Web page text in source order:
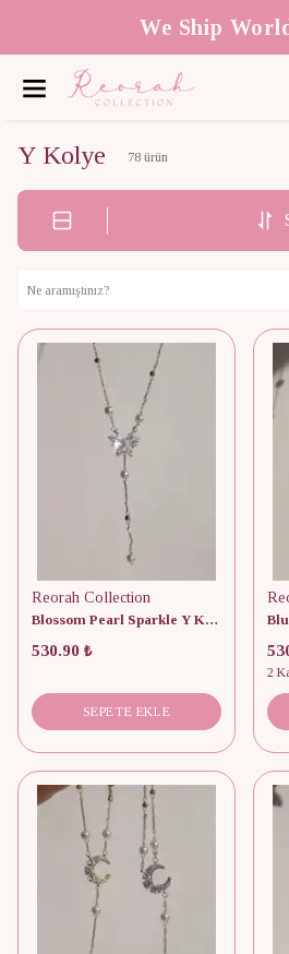
We Ship
Y Kolye 78 ürün
Reorah Collection
Blossom Pearl Sparkle Y Kolye
530.90 ₺
SEPETE EKLE
2